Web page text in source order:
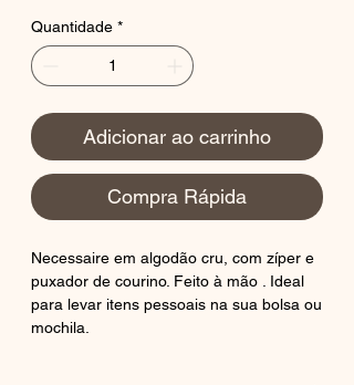
Quantidade *
Adicionar ao carrinho
Compra Rápida
Necessaire em algodão cru, com zíper e
puxador de courino. Feito à mão . Ideal
para levar itens pessoais na sua bolsa ou
mochila.